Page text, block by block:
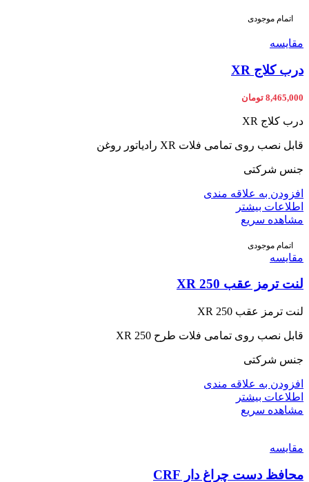
اتمام موجودی
مقایسه
درب کلاج XR
8,465,000 تومان
درب کلاج XR
قابل نصب روی تمامی فلات XR رادیاتور روغن
جنس شرکتی
افزودن به علاقه مندی
اطلاعات بیشتر
مشاهده سریع
اتمام موجودی
مقایسه
لنت ترمز عقب XR 250
لنت ترمز عقب XR 250
قابل نصب روی تمامی فلات طرح XR 250
جنس شرکتی
افزودن به علاقه مندی
اطلاعات بیشتر
مشاهده سریع
مقایسه
محافظ دست چراغ دار CRF